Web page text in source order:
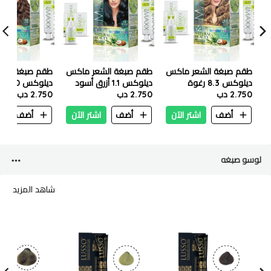
طقم صبغة الشعر ماكس
ديلوكس 8.3 رغوة
العسل
2.750 دب
أضف
اشتر الآن
طقم صبغة الشعر ماكس
ديلوكس 1.1 أزرق أسود
2.750 دب
أضف
اشتر الآن
طقم صبغة
ديلوكس 7.0 اشقر
2.750 دب
أضف
لوسو صبغه
شاهد المزيد